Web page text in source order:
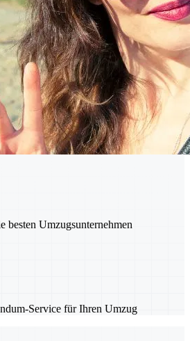
besten Umzugsunternehmen
Service für Ihren Umzug